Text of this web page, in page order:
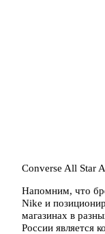
Converse All Star
Напомним, что
Nike и
магазинах в
России является